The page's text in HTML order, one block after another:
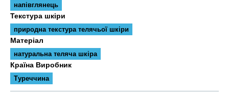
напівглянець
Текстура шкіри
природна текстура телячьої шкіри
Матеріал
натуральна теляча шкіра
Країна Виробник
Туреччина